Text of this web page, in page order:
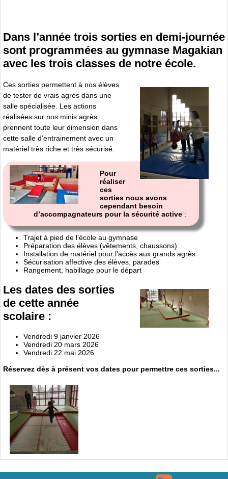
Dans l’année trois sorties en demi-journée
sont programmées au gymnase Magakian
avec les trois classes de notre école.
Ces sorties permettent à nos élèves
de tester de vrais agrès dans une
salle spécialisée. Les actions
réalisées sur nos minis agrès
prennent toute leur dimension dans
cette salle d’entrainement avec un
matériel très riche et très sécurisé.
Pour
réaliser
ces
sorties nous avons
cependant besoin
d’accompagnateurs pour la sécurité active :
Trajet à pied de l’école au gymnase
Préparation des élèves (vêtements, chaussons)
Installation de matériel pour l’accès aux grands agrès
Sécurisation affective des élèves, parades
Rangement, habillage pour le départ
Les dates des sorties
de cette année
scolaire :
Vendredi 9 janvier 2026
Vendredi 20 mars 2026
Vendredi 22 mai 2026
Réservez dès à présent vos dates pour permettre ces sorties...